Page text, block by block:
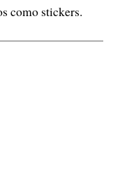
como stickers.